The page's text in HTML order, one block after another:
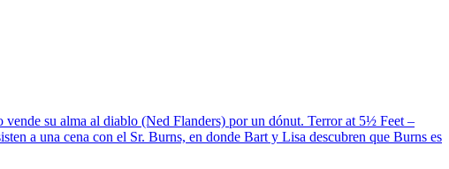
su alma al diablo (Ned Flanders) por un dónut. Terror at 5½ Feet –
a una cena con el Sr. Burns, en donde Bart y Lisa descubren que Burns es